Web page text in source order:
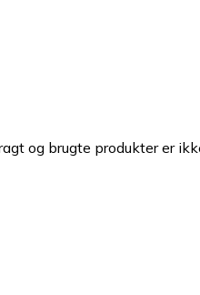
og brugte produkter er